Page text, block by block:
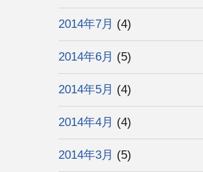
2014年7月 (4)
2014年6月 (5)
2014年5月 (4)
2014年4月 (4)
2014年3月 (5)